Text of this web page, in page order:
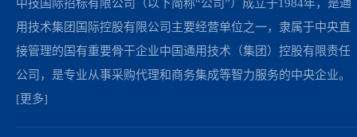
中技国际招标有限公司（以下简称“公司”）成立于1984年，是通
用技术集团国际控股有限公司主要经营单位之一，隶属于中央直
接管理的国有重要骨干企业中国通用技术（集团）控股有限责任
公司，是专业从事采购代理和商务集成等智力服务的中央企业。
[更多]